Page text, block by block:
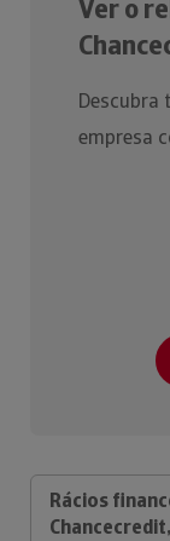
Ver o
Descubra
empresa
Rácios